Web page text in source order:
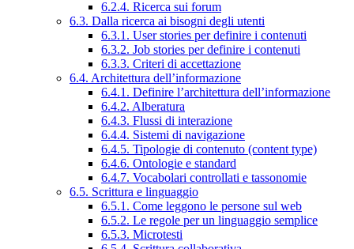
6.2.4. Ricerca sui forum
6.3. Dalla ricerca ai bisogni degli utenti
6.3.1. User stories per definire i contenuti
6.3.2. Job stories per definire i contenuti
6.3.3. Criteri di accettazione
6.4. Architettura dell’informazione
6.4.1. Definire l’architettura dell’informazione
6.4.2. Alberatura
6.4.3. Flussi di interazione
6.4.4. Sistemi di navigazione
6.4.5. Tipologie di contenuto (content type)
6.4.6. Ontologie e standard
6.4.7. Vocabolari controllati e tassonomie
6.5. Scrittura e linguaggio
6.5.1. Come leggono le persone sul web
6.5.2. Le regole per un linguaggio semplice
6.5.3. Microtesti